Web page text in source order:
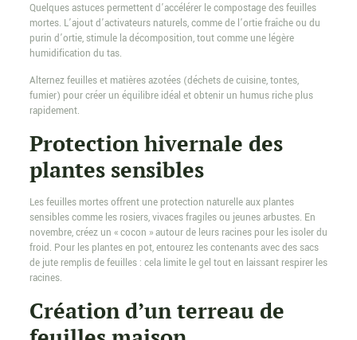
Quelques astuces permettent d’accélérer le compostage des feuilles
mortes. L’ajout d’activateurs naturels, comme de l’ortie fraîche ou du
purin d’ortie, stimule la décomposition, tout comme une légère
humidification du tas.
Alternez feuilles et matières azotées (déchets de cuisine, tontes,
fumier) pour créer un équilibre idéal et obtenir un humus riche plus
rapidement.
Protection hivernale des
plantes sensibles
Les feuilles mortes offrent une protection naturelle aux plantes
sensibles comme les rosiers, vivaces fragiles ou jeunes arbustes. En
novembre, créez un « cocon » autour de leurs racines pour les isoler du
froid. Pour les plantes en pot, entourez les contenants avec des sacs
de jute remplis de feuilles : cela limite le gel tout en laissant respirer les
racines.
Création d’un terreau de